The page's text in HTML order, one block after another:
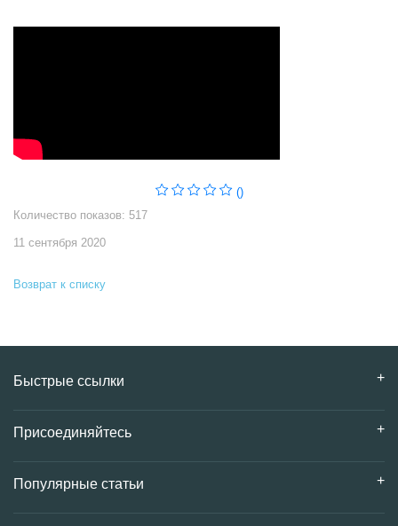
()
Количество показов: 517
11 сентября 2020
Возврат к списку
Быстрые ссылки
Присоединяйтесь
Популярные статьи